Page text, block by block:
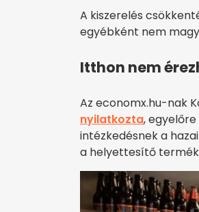
A kiszerelés
egyébként nem
Itthon nem
Az economx.hu-nak
nyilatkozta,
intézkedésnek a
a helyettesítő